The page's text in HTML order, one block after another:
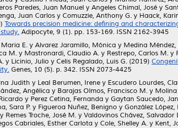
Paredes, Juan Manuel y Angeles Chimal, José y
Juan Carlos y Comuzzie, Anthony G. y Haack,
Towards precision medicine: defining and
Adipocyte, 9 (1). pp. 153-169. ISSN 2162-3945
E. y Alvarez Jaramillo, Mónica y Medina Méndez,
M. y Mastronardi, Claudio A. y Restrepo, Carlos M. y
y Licinio, Julio y Celis Regalado, Luis G. (2019)
Genes, 10 (5). p. 342. ISSN 2073-4425
Judith y Leal Berumen, Irene y Escudero Lourdes,
Angélica y Barajas Olmos, Francisco M. y Molina
y Perez Cetina, Fernanda y Gaytan Saucedo,
Sara P. y Figueroa Nuñez, Benigno y González López,
y Remes Troche, José M. y Valdovinos Chávez, Salvador
Cabriales, Esther Carlota y Cole, Shelley A. y Kent,